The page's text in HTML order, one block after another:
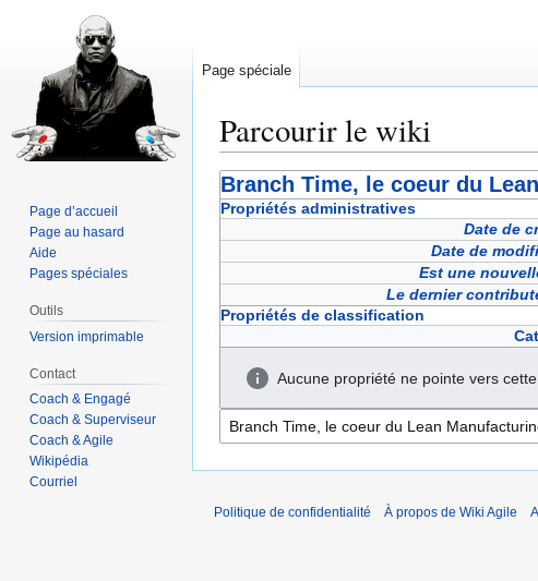
Parcourir le wiki
Aller
à
Aller
à
Branch Time, le coeur du
Propriétés administratives
Date de
Date de
Est une
Le dernier
Propriétés de classification
Aucune propriété ne pointe vers cette
Page spéciale
Page d’accueil
Page au hasard
Aide
Pages spéciales
Outils
Version imprimable
Contact
Coach & Engagé
Coach & Superviseur
Coach & Agile
Wikipédia
Courriel
Politique de confidentialité
À propos de Wiki Agile